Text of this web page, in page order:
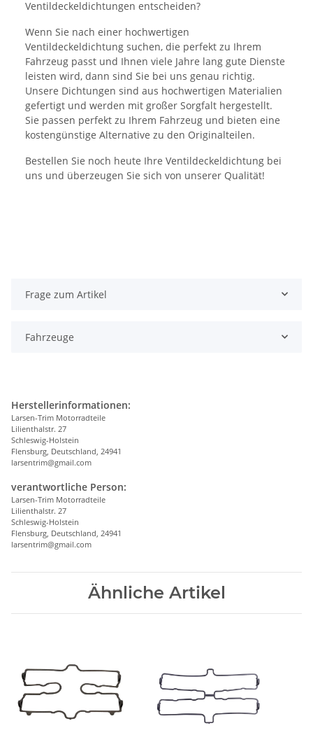
Ventildeckeldichtungen entscheiden?
Wenn Sie nach einer hochwertigen
Ventildeckeldichtung suchen, die perfekt zu Ihrem
Fahrzeug passt und Ihnen viele Jahre lang gute Dienste
leisten wird, dann sind Sie bei uns genau richtig.
Unsere Dichtungen sind aus hochwertigen Materialien
gefertigt und werden mit großer Sorgfalt hergestellt.
Sie passen perfekt zu Ihrem Fahrzeug und bieten eine
kostengünstige Alternative zu den Originalteilen.
Bestellen Sie noch heute Ihre Ventildeckeldichtung bei
uns und überzeugen Sie sich von unserer Qualität!
Frage zum Artikel
Fahrzeuge
Herstellerinformationen:
Larsen-Trim Motorradteile
Lilienthalstr. 27
Schleswig-Holstein
Flensburg, Deutschland, 24941
larsentrim@gmail.com
verantwortliche Person:
Larsen-Trim Motorradteile
Lilienthalstr. 27
Schleswig-Holstein
Flensburg, Deutschland, 24941
larsentrim@gmail.com
Ähnliche Artikel